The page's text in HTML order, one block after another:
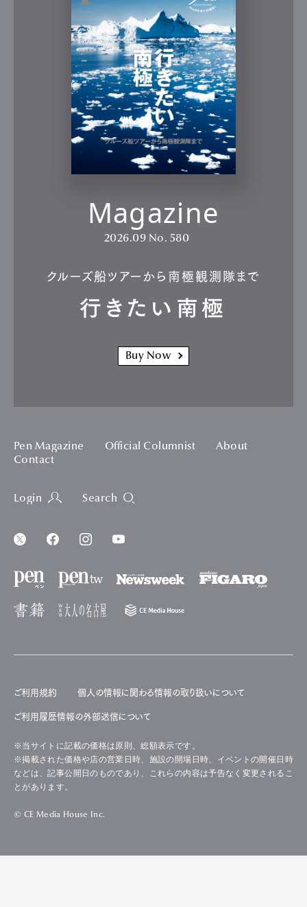
Magazine
2026.09 No. 580
クルーズ船ツアーから南極観測隊まで
行きたい南極
Buy Now
Pen Magazine Official Columnist
About
Contact
Login Search
ご利用規約 個人の情報に関わる情報の取り扱いについて
ご利用履歴情報の外部送信について
※当サイトに記載の価格は原則、総額表示です。
※掲載された価格や店の営業日時、施設の開場日時、イベントの開催日時
などは、記事公開日のものであり、これらの内容は予告なく変更されるこ
とがあります。
© CE Media House Inc.